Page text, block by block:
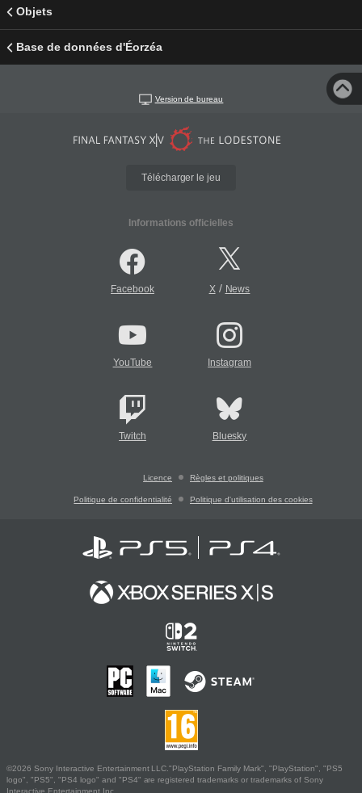
Objets
Base de données d'Éorzéa
Version de bureau
Télécharger le jeu
Informations officielles
Facebook X/ News
YouTube Instagram
Twitch Bluesky
Licence Règles et politiques
Politique de confidentialité Politique d'utilisation des cookies
©2026 Sony Interactive Entertainment LLC."PlayStation Family Mark", "PlayStation", "PS5
logo", "PS5", "PS4 logo" and "PS4" are registered trademarks or trademarks of Sony
Interactive Entertainment Inc.